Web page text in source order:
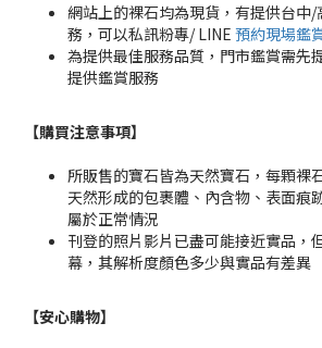
網站上的裸石均為現貨，有提供台中
務，可以私訊粉專/ LINE 預約現場鑑
為提供最佳服務品質，門市鑑賞需先
提供鑑賞服務
【購買注意事項】
所販售的寶石皆為天然寶石，每顆裸
天然形成的包裹體、內含物、表面痕
屬於正常情況
刊登的照片影片已盡可能接近實品，
幕，其解析度顏色多少與實品有差異
【安心購物】